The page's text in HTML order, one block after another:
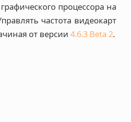
процессора на
частота видеокарт
от версии 4.6.3 Beta 2.